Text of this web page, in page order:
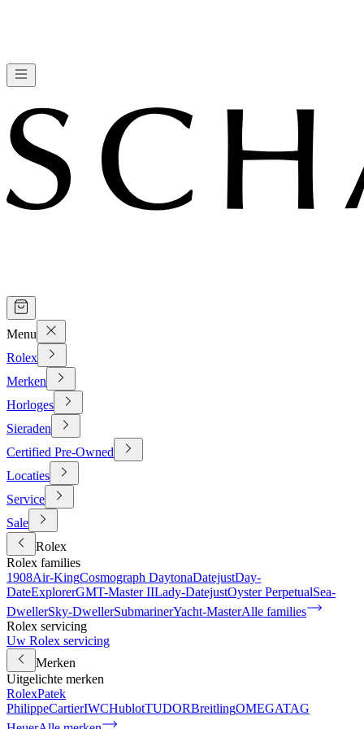
Menu
Rolex
Merken
Horloges
Sieraden
Certified Pre-Owned
Locaties
Service
Sale
Rolex
Rolex families
1908Air-KingCosmograph DaytonaDatejustDay-
DateExplorerGMT-Master IILady-DatejustOyster PerpetualSea-
DwellerSky-DwellerSubmarinerYacht-MasterAlle families
Rolex servicing
Uw Rolex servicing
Merken
Uitgelichte merken
RolexPatek
PhilippeCartierIWCHublotTUDORBreitlingOMEGATAG